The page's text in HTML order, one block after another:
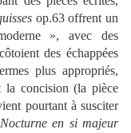
op.63 offrent un
», avec des
des échappées
plus appropriés,
la concision (la pièce
pourtant à susciter
Nocturne en si majeur